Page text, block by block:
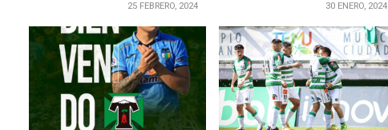
25 FEBRERO, 2024
30 ENERO, 2024
LEER MÁS LEER MÁS